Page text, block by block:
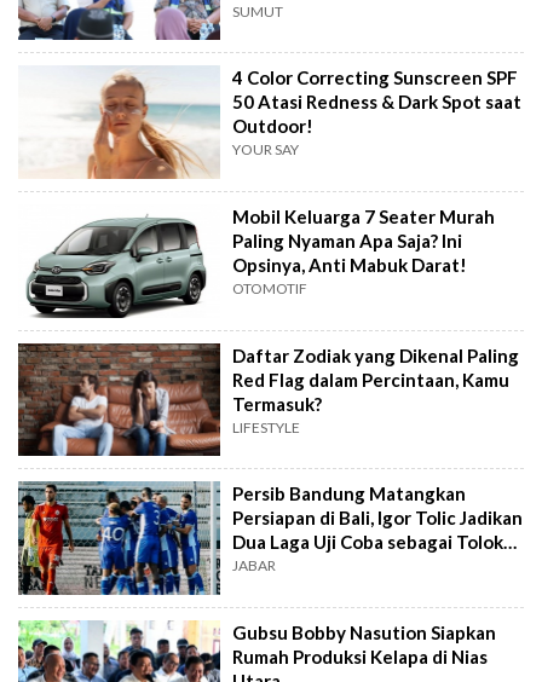
SUMUT
4 Color Correcting Sunscreen SPF
50 Atasi Redness & Dark Spot saat
Outdoor!
YOUR SAY
Mobil Keluarga 7 Seater Murah
Paling Nyaman Apa Saja? Ini
Opsinya, Anti Mabuk Darat!
OTOMOTIF
Daftar Zodiak yang Dikenal Paling
Red Flag dalam Percintaan, Kamu
Termasuk?
LIFESTYLE
Persib Bandung Matangkan
Persiapan di Bali, Igor Tolic Jadikan
Dua Laga Uji Coba sebagai Tolok
Ukur
JABAR
Gubsu Bobby Nasution Siapkan
Rumah Produksi Kelapa di Nias